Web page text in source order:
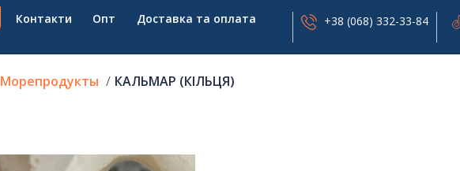
Контакти Опт Доставка та оплата +38 (068) 332-33-84
Морепродукты КАЛЬМАР (КІЛЬЦЯ)